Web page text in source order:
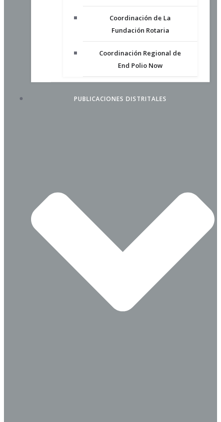
Coordinación de La
Fundación Rotaria
Coordinación Regional de
End Polio Now
PUBLICACIONES DISTRITALES